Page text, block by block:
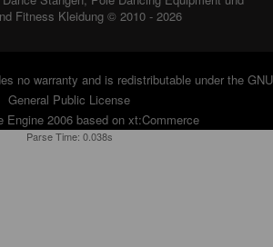
Fitness Kleidung © 2010 - 2026
no warranty and is redistributable under the GNU
General Public License
Engine 2006 based on xt:Commerce
Parse Time: 0.038s